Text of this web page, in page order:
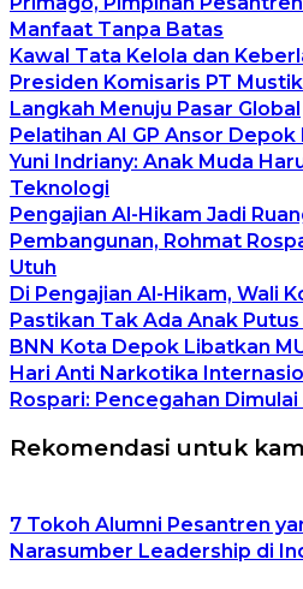
Manfaat Tanpa Batas
Kawal Tata Kelola dan
Presiden Komisaris PT
Langkah Menuju Pasar Global
Pelatihan AI GP Ansor
Yuni Indriany: Anak Muda
Teknologi
Pengajian Al-Hikam Jadi
Pembangunan, Rohmat
Utuh
Di Pengajian Al-Hikam, Wali
Pastikan Tak Ada Anak
BNN Kota Depok Libatkan
Hari Anti Narkotika
Rospari: Pencegahan
Rekomendasi untuk
7 Tokoh Alumni Pesantren
Narasumber Leadership di